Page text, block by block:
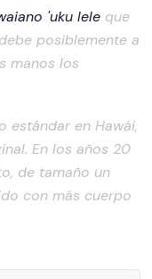
'uku leleque
posiblemente a
manos los
estándar en Hawái,
En los años 20
de tamaño un
con más cuerpo